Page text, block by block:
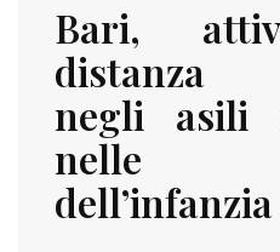
Bari,
distanza
negli asili
nelle
dell’infanzia